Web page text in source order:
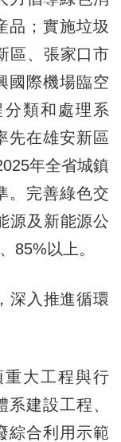
品；實施垃圾
區、張家口市
國際機場臨空
類和處理系
先在雄安新區
年全省城鎮
。完善綠色交
源及新能源公
85%以上。
入推進循環
大工程與行
建設工程、
綜合利用示範